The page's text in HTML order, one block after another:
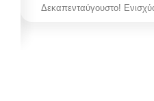
Δεκαπενταύγουστο!